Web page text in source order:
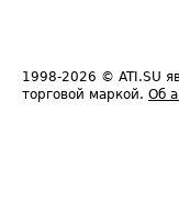
1998-2026 © ATI.SU
торговой маркой. Об